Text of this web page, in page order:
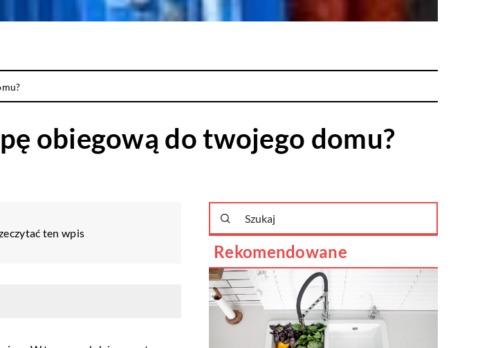
obiegową do twojego domu?
ten wpis
Rekomendowane